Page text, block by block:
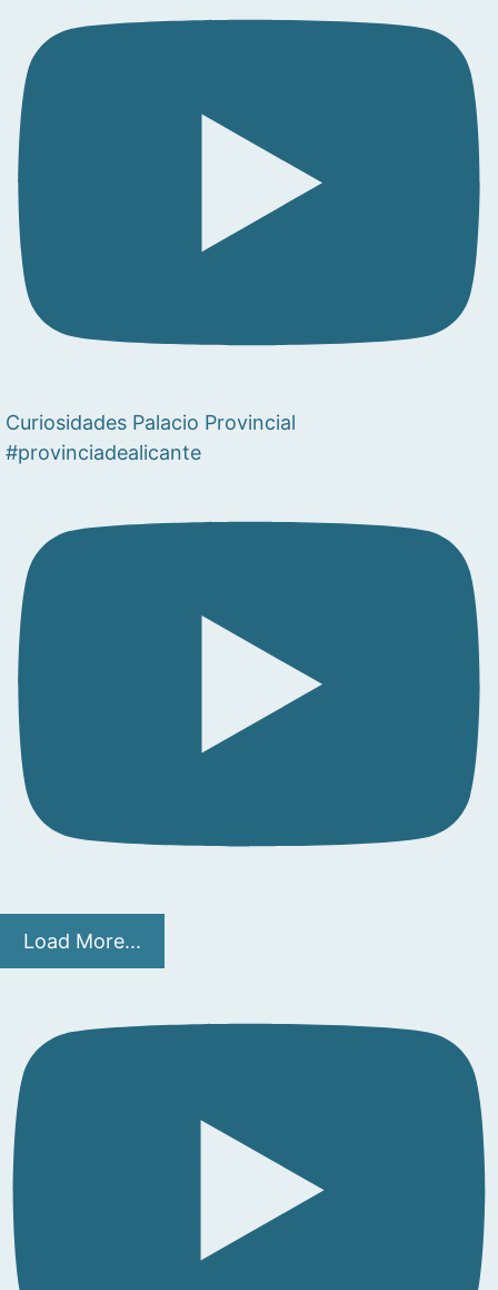
Curiosidades Palacio Provincial
#provinciadealicante
Load More...